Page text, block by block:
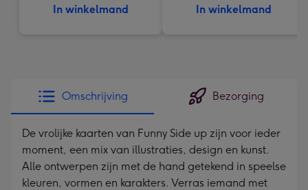
In winkelmand In winkelmand
Omschrijving Bezorging
De vrolijke kaarten van Funny Side up zijn voor ieder
moment, een mix van illustraties, design en kunst.
Alle ontwerpen zijn met de hand getekend in speelse
kleuren, vormen en karakters. Verras iemand met